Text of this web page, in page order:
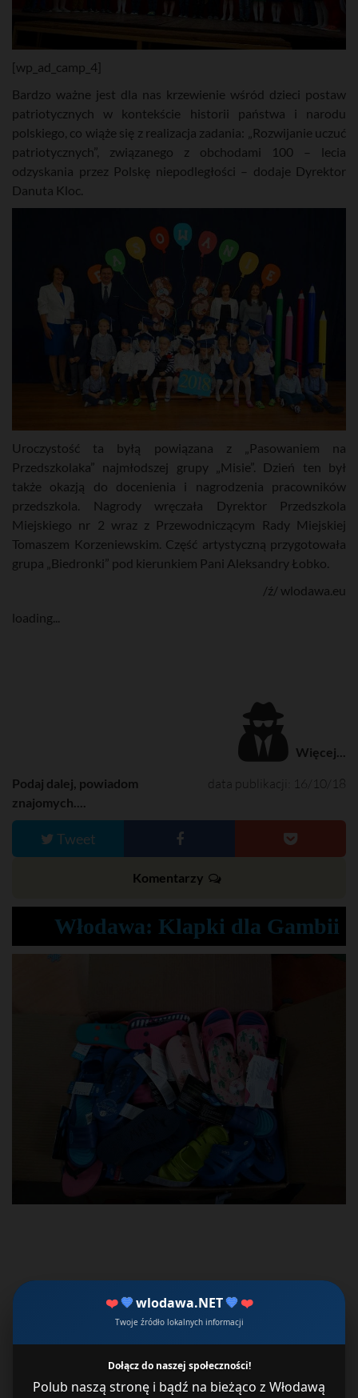
❤️ 💙wlodawa.NET 💙❤️
Twoje źródło lokalnych informacji
Dołącz do naszej społeczności!
Polub naszą stronę i bądź na bieżąco z Włodawą
[wp_ad_camp_4]
Bardzo ważne jest dla nas krzewienie wśród dzieci postaw
patriotycznych w kontekście historii państwa i narodu
polskiego, co wiąże się z realizacja zadania: „Rozwijanie uczuć
patriotycznych”, związanego z obchodami 100 – lecia
odzyskania przez Polskę niepodległości – dodaje Dyrektor
Danuta Kloc.
Uroczystość ta byłą powiązana z „Pasowaniem na
Przedszkolaka” najmłodszej grupy „Misie”. Dzień ten był
także okazją do docenienia i nagrodzenia pracowników
przedszkola. Nagrody wręczała Dyrektor Przedszkola
Miejskiego nr 2 wraz z Przewodniczącym Rady Miejskiej
Tomaszem Korzeniewskim. Część artystyczną przygotowała
grupa „Biedronki” pod kierunkiem Pani Aleksandry Łobko.
/ź/ wlodawa.eu
loading...
Więcej...
data publikacji: 16/10/18
Podaj dalej, powiadom
znajomych....
Tweet
Komentarzy
Włodawa: Klapki dla Gambii